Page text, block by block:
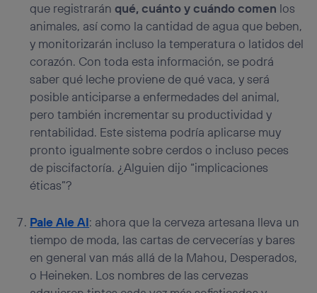
que registraránqué, cuánto y cuándo comen los
animales, así como la cantidad de agua que beben,
y monitorizarán incluso la temperatura o latidos del
corazón. Con toda esta información, se podrá
saber qué leche proviene de qué vaca, y será
posible anticiparse a enfermedades del animal,
pero también incrementar su productividad y
rentabilidad. Este sistema podría aplicarse muy
pronto igualmente sobre cerdos o incluso peces
de piscifactoría. ¿Alguien dijo “implicaciones
éticas”?
Pale Ale AI: ahora que la cerveza artesana lleva un
tiempo de moda, las cartas de cervecerías y bares
en general van más allá de la Mahou, Desperados,
o Heineken. Los nombres de las cervezas